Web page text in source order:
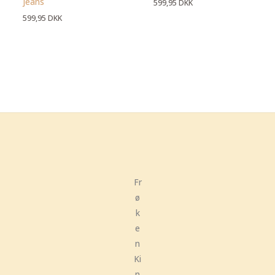
599,95DKK
599,95 DKK
Fr
ø
k
e
n
Ki